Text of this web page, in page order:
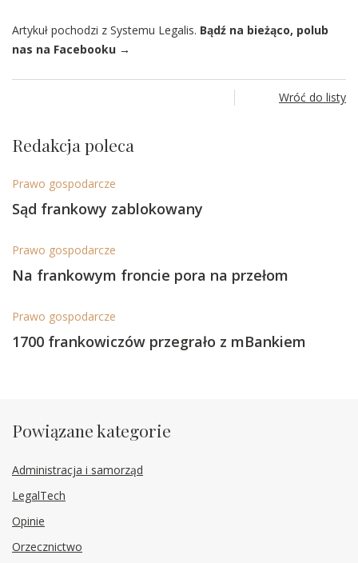
Artykuł pochodzi z Systemu Legalis. Bądź na bieżąco, polub
nas na Facebooku →
Wróć do listy
Redakcja poleca
Prawo gospodarcze
Sąd frankowy zablokowany
Prawo gospodarcze
Na frankowym froncie pora na przełom
Prawo gospodarcze
1700 frankowiczów przegrało z mBankiem
Powiązane kategorie
Administracja i samorząd
LegalTech
Opinie
Orzecznictwo